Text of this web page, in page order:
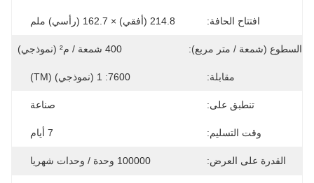
افتتاح الحافة: 214.8 (أفقي) × 162.7 (رأسي) ملم
السطوع (شمعة / متر مربع): 400 شمعة / م² (نموذجي)
مقابلة: 7600: 1 (نموذجي) (TM)
تنطبق على: صناعة
وقت التسليم: 7 أيام
القدرة على العرض: 100000 وحدة / وحدات شهريا